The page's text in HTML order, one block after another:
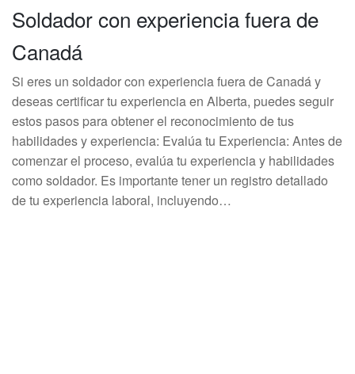
Soldador con experiencia fuera de
Canadá
Si eres un soldador con experiencia fuera de Canadá y
deseas certificar tu experiencia en Alberta, puedes seguir
estos pasos para obtener el reconocimiento de tus
habilidades y experiencia: Evalúa tu Experiencia: Antes de
comenzar el proceso, evalúa tu experiencia y habilidades
como soldador. Es importante tener un registro detallado
de tu experiencia laboral, incluyendo…